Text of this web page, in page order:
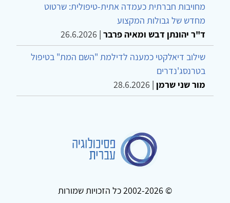
מחויבות חברתית כעמדה אתית-טיפולית: שרטוט
מחדש של גבולות המקצוע
ד"ר יהונתן דבש ומאיה פרבר |
26.6.2026
שילוב דיאלקטי כמענה לדילמת "השם המת" בטיפול
בטרנסג'נדרים
מור שני שרמן |
28.6.2026
© 2002-2026 כל הזכויות שמורות